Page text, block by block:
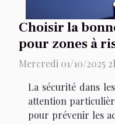
Choisir la
pour zones à
Mercredi 01/10/2025
La sécurité dans
attention
pour prévenir les